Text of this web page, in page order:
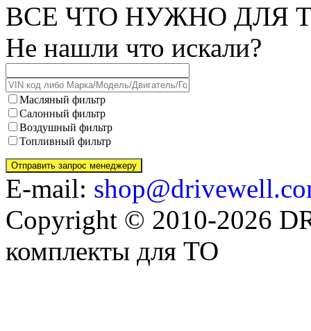
ВСЕ ЧТО НУЖНО ДЛЯ
Не нашли что искали?
Масляный фильтр
Салонный фильтр
Воздушный фильтр
Топливный фильтр
E-mail:
Copyright © 2010-2026
комплекты для ТО